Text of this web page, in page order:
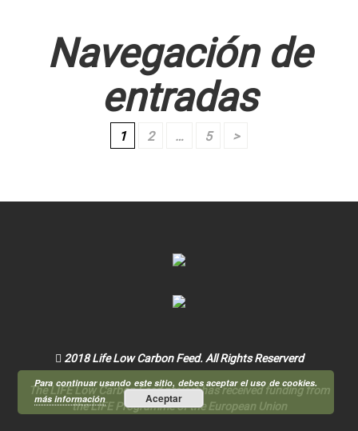
Navegación de
entradas
1 2 … 5 >
2018 Life Low Carbon Feed. All Rights Reserverd
The LIFE Low Carbon Feed project has received funding from
the LIFE Programme of the European Union
Para continuar usando este sitio, debes aceptar el uso de cookies.
más información
Aceptar